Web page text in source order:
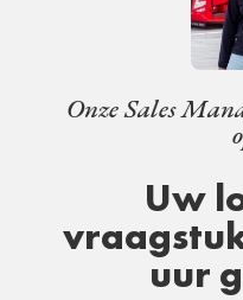
Onze Sales
Uw
uur